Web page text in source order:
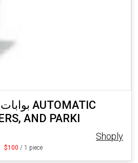
AND PARKI
Shoply
$100 / 1 piece